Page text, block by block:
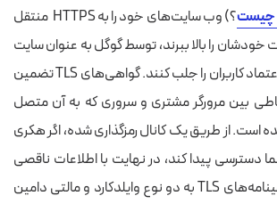
چیست
؟) وب سایت‌های خود را به HTTPS منتقل
خودشان را بالا ببرند، توسط گوگل به عنوان سایت
کاربران را جلب کنند.
گواهی‌های TLS تضمین
بین مرورگر مشتری و سروری که به آن متصل
است. از طریق یک کانال رمزگذاری شده، اگر هکری
دسترسی پیدا کند، در نهایت با اطلاعات ناقصی
گواهینامه‌های TLS به دو نوع وایلدکارد و مالتی دامین